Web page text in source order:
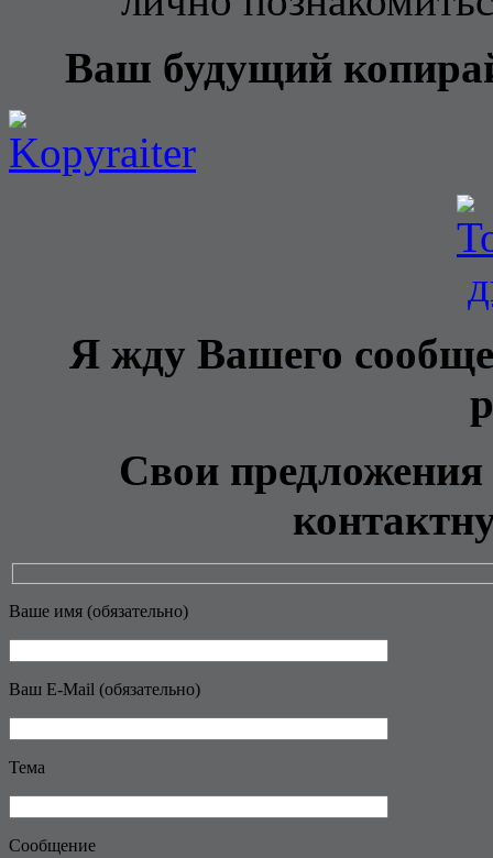
Ваш будущий
Я жду Вашего
Свои предложения
Ваше имя (обязательно)
Ваш E-Mail (обязательно)
Тема
Сообщение